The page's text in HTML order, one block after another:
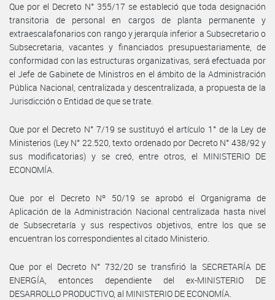
Que por el Decreto N° 355/17 se estableció que toda designación
transitoria de personal en cargos de planta permanente y
extraescalafonarios con rango y jerarquía inferior a Subsecretario o
Subsecretaria, vacantes y financiados presupuestariamente, de
conformidad con las estructuras organizativas, será efectuada por
el Jefe de Gabinete de Ministros en el ámbito de la Administración
Pública Nacional, centralizada y descentralizada, a propuesta de la
Jurisdicción o Entidad de que se trate.
Que por el Decreto N° 7/19 se sustituyó el artículo 1° de la Ley de
Ministerios (Ley N° 22.520, texto ordenado por Decreto N° 438/92 y
sus modificatorias) y se creó, entre otros, el MINISTERIO DE
ECONOMÍA.
Que por el Decreto Nº 50/19 se aprobó el Organigrama de
Aplicación de la Administración Nacional centralizada hasta nivel
de Subsecretaría y sus respectivos objetivos, entre los que se
encuentran los correspondientes al citado Ministerio.
Que por el Decreto N° 732/20 se transfirió la SECRETARÍA DE
ENERGÍA, entonces dependiente del ex-MINISTERIO DE
DESARROLLO PRODUCTIVO, al MINISTERIO DE ECONOMÍA.